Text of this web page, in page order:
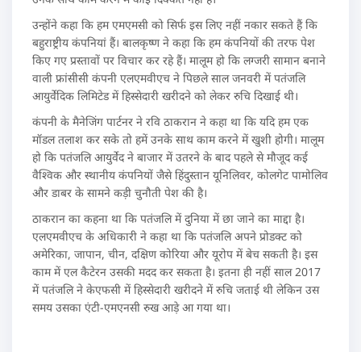
उन्होंने कहा कि हम एमएमसी को सिर्फ इस लिए नहीं नकार सकते हैं कि
बहुराष्ट्रीय कंपनियां हैं। बालकृष्ण ने कहा कि हम कंपनियों की तरफ पेश
किए गए प्रस्तावों पर विचार कर रहे हैं। मालूम हो कि लग्जरी सामान बनाने
वाली फ्रांसीसी कंपनी एलएमवीएच ने पिछले साल जनवरी में पतंजलि
आयुर्वेदिक लिमिटेड में हिस्सेदारी खरीदने को लेकर रुचि दिखाई थी।
कंपनी के मैनेजिंग पार्टनर ने रवि ठाकरान ने कहा था कि यदि हम एक
मॉडल तलाश कर सके तो हमें उनके साथ काम करने में खुशी होगी। मालूम
हो कि पतंजलि आयुर्वेद ने बाजार में उतरने के बाद पहले से मौजूद कई
वैश्विक और स्थानीय कंपनियों जैसे हिंदुस्तान यूनिलिवर, कोलगेट पामोलिव
और डाबर के सामने कड़ी चुनौती पेश की है।
ठाकरान का कहना था कि पतंजलि में दुनिया में छा जाने का माद्दा है।
एलएमवीएच के अधिकारी ने कहा था कि पतंजलि अपने प्रोडक्ट को
अमेरिका, जापान, चीन, दक्षिण कोरिया और यूरोप में बेच सकती है। इस
काम में एल कैटेरन उसकी मदद कर सकता है। इतना ही नहीं साल 2017
में पतंजलि ने केएफसी में हिस्सेदारी खरीदने में रुचि जताई थी लेकिन उस
समय उसका एंटी-एमएनसी रुख आडे़ आ गया था।